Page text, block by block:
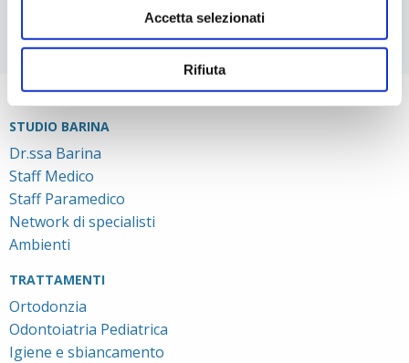
Accetta selezionati
Rifiuta
STUDIO BARINA
Dr.ssa Barina
Staff Medico
Staff Paramedico
Network di specialisti
Ambienti
TRATTAMENTI
Ortodonzia
Odontoiatria Pediatrica
Igiene e sbiancamento